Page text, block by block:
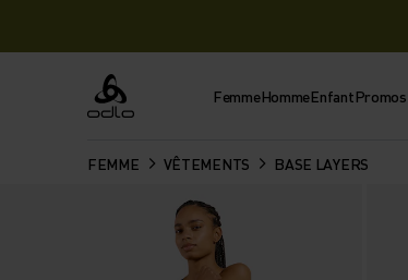
Odlo FemmeHommeEnfantPromos
FEMME VÊTEMENTS BASE LAYERS